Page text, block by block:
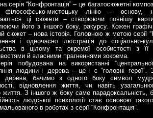
серія “Конфронтація” – це багатосюжетні
філософсько-мистецьку лінію – основу,
ці сюжети – створюючи повнішу
його з іншого боку, ракурсу. Кожен
сюжет – нова історія. Головною ж метою серії
і одночасно ілюстрація до соціально-
в цілому та окремої особистості з її
й власними прагненнями зокрема.
побудована на використанні
людини і дерева – це і є “головні герої”.
дерева, бачимо з одного боку символ
відновлення життя, чи навіть
життя. З іншого ж боку саме парадоксальність,
людської психології стає основою
в роботах з серії “Конфронтація”.